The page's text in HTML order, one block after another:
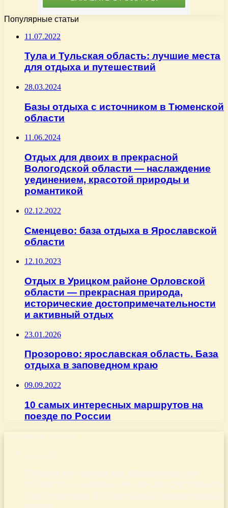
Популярные статьи
11.07.2022
Тула и Тульская область: лучшие места
для отдыха и путешествий
28.03.2024
Базы отдыха с источником в Тюменской
области
11.06.2024
Отдых для двоих в прекрасной
Вологодской области — наслаждение
уединением, красотой природы и
романтикой
02.12.2022
Сменцево: база отдыха в Ярославской
области
12.10.2023
Отдых в Урицком районе Орловской
области — прекрасная природа,
исторические достопримечательности
и активный отдых
23.01.2026
Прозорово: ярославская область. База
отдыха в заповедном краю
09.09.2022
10 самых интересных маршрутов на
поезде по России